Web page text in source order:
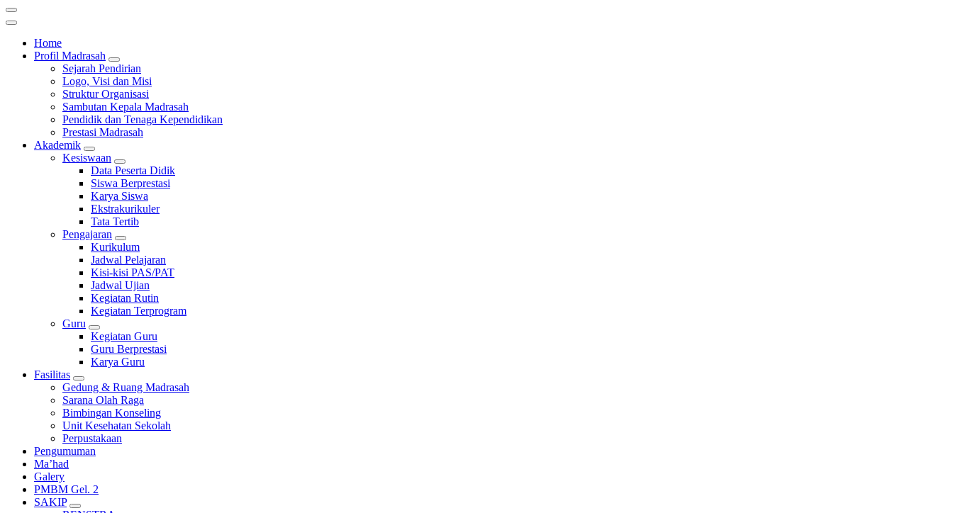
Home
Profil Madrasah
Sejarah Pendirian
Logo, Visi dan Misi
Struktur Organisasi
Sambutan Kepala Madrasah
Pendidik dan Tenaga Kependidikan
Prestasi Madrasah
Akademik
Kesiswaan
Data Peserta Didik
Siswa Berprestasi
Karya Siswa
Ekstrakurikuler
Tata Tertib
Pengajaran
Kurikulum
Jadwal Pelajaran
Kisi-kisi PAS/PAT
Jadwal Ujian
Kegiatan Rutin
Kegiatan Terprogram
Guru
Kegiatan Guru
Guru Berprestasi
Karya Guru
Fasilitas
Gedung & Ruang Madrasah
Sarana Olah Raga
Bimbingan Konseling
Unit Kesehatan Sekolah
Perpustakaan
Pengumuman
Ma’had
Galery
PMBM Gel. 2
SAKIP